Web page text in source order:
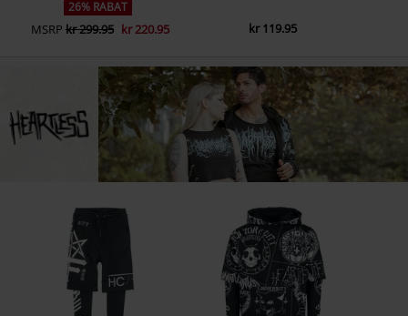
26% RABAT
MSRP kr 299.95 kr 220.95 kr 119.95